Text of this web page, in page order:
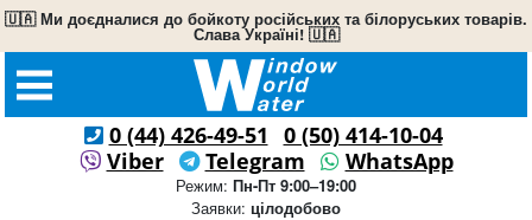
🇺🇦 Ми доєдналися до бойкоту російських та білоруських товарів.
Слава Україні! 🇺🇦
0 (44) 426-49-51
0 (50) 414-10-04
Viber
Telegram WhatsApp
Режим: Пн-Пт 9:00–19:00
Заявки: цілодобово